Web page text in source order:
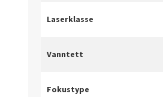
Laserklasse
Vanntett
Fokustype